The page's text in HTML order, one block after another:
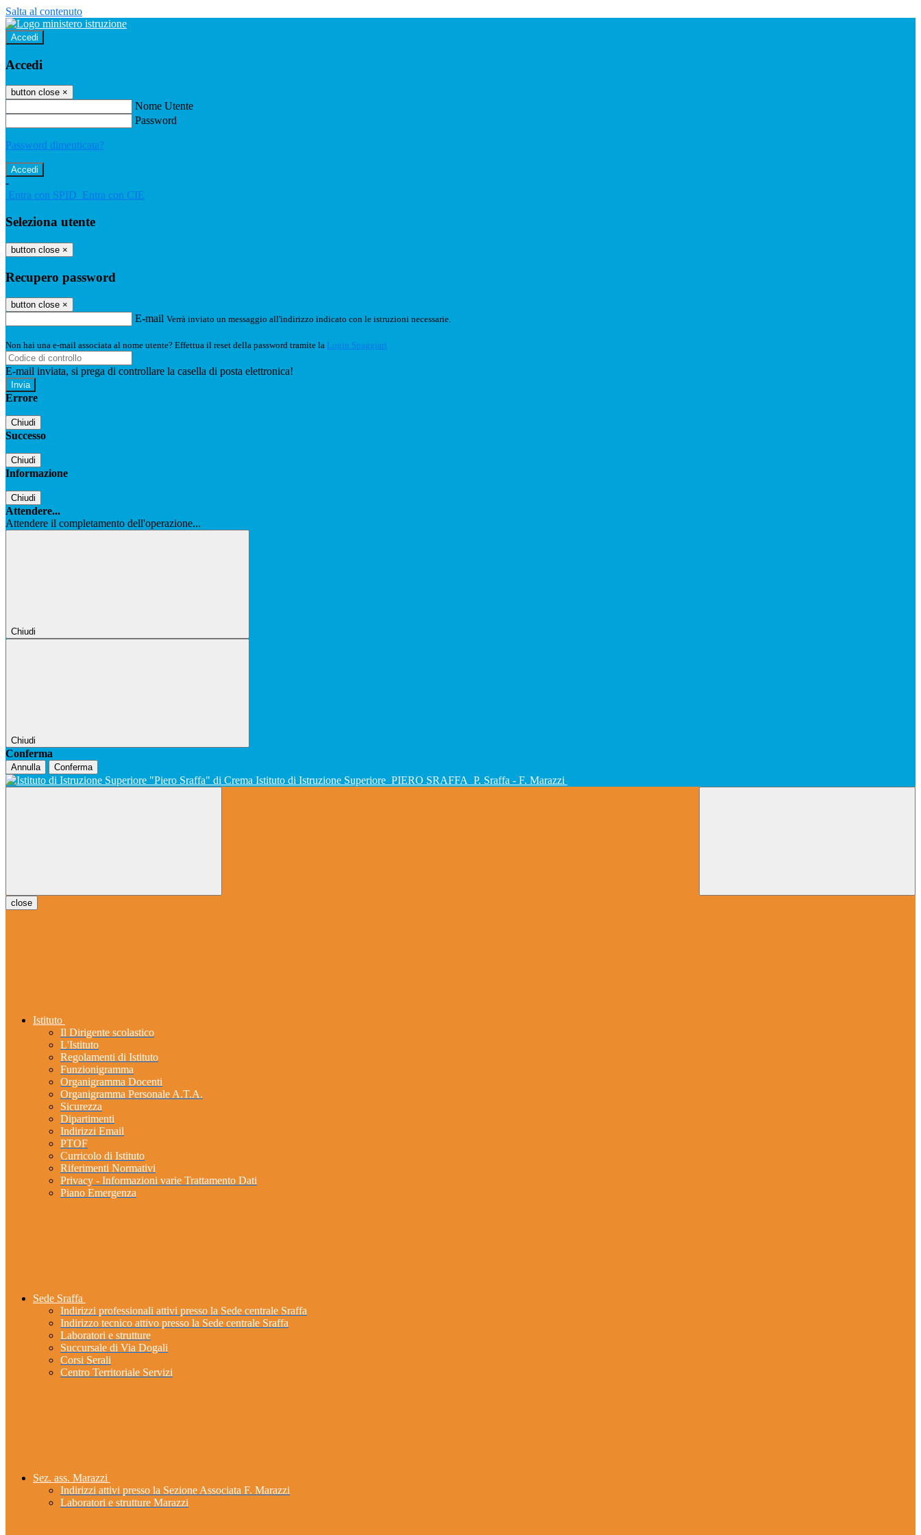
Salta al contenuto
Accedi
Accedi
button close ×
Nome Utente
Password
Password dimenticata?
-
Entra con SPID Entra con CIE
Seleziona utente
button close ×
Recupero password
button close ×
E-mail Verrà inviato un messaggio all'indirizzo indicato con le istruzioni necessarie.
Non hai una e-mail associata al nome utente? Effettua il reset della password tramite la Login Spaggiari
E-mail inviata, si prega di controllare la casella di posta elettronica!
Errore
Chiudi
Successo
Chiudi
Informazione
Chiudi
Attendere...
Attendere il completamento dell'operazione...
Chiudi
Chiudi
Conferma
Annulla Conferma
Istituto di Istruzione Superiore PIERO SRAFFA P. Sraffa - F. Marazzi
close
Istituto
Il Dirigente scolastico
L'Istituto
Regolamenti di Istituto
Funzionigramma
Organigramma Docenti
Organigramma Personale A.T.A.
Sicurezza
Dipartimenti
Indirizzi Email
PTOF
Curricolo di Istituto
Riferimenti Normativi
Privacy - Informazioni varie Trattamento Dati
Piano Emergenza
Sede Sraffa
Indirizzi professionali attivi presso la Sede centrale Sraffa
Indirizzo tecnico attivo presso la Sede centrale Sraffa
Laboratori e strutture
Succursale di Via Dogali
Corsi Serali
Centro Territoriale Servizi
Sez. ass. Marazzi
Indirizzi attivi presso la Sezione Associata F. Marazzi
Laboratori e strutture Marazzi